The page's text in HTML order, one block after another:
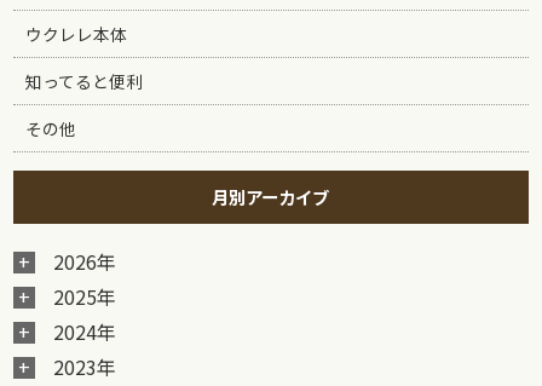
ウクレレ本体
知ってると便利
その他
月別アーカイブ
2026年
2025年
2024年
2023年